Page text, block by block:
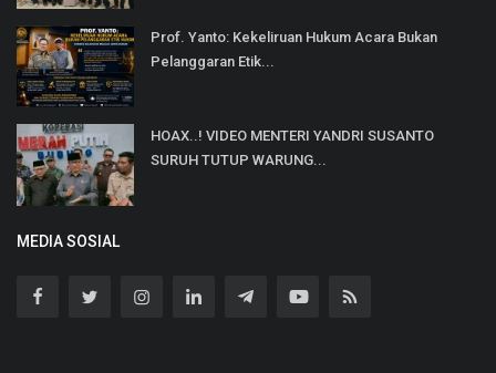
Prof. Yanto: Kekeliruan Hukum Acara Bukan
Pelanggaran Etik...
HOAX..! VIDEO MENTERI YANDRI SUSANTO
SURUH TUTUP WARUNG...
MEDIA SOSIAL